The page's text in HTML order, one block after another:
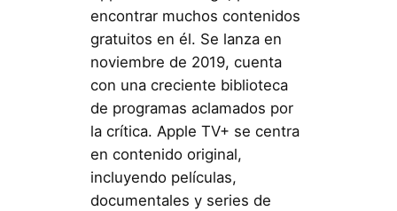
encontrar muchos contenidos
gratuitos en él. Se lanza en
noviembre de 2019, cuenta
con una creciente biblioteca
de programas aclamados por
la crítica. Apple TV+ se centra
en contenido original,
incluyendo películas,
documentales y series de